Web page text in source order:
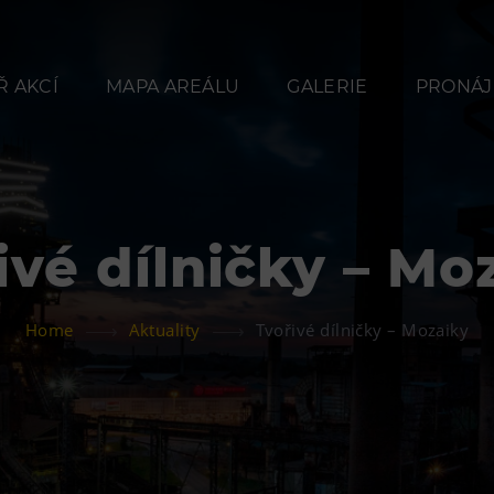
AKCÍ MAPA AREÁLU GALERIE
dílničky –
Home Aktuality Tvořivé dílničky – Mozaiky
Občerstvení
Kavárna Velký Svět
techniky